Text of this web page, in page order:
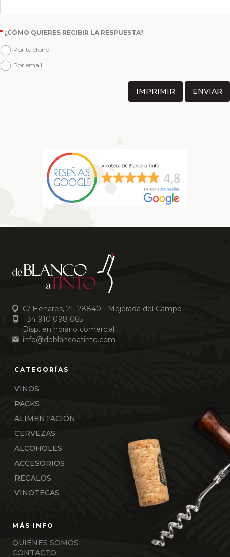
* ¿CÓMO QUIERES RECIBIR LA RESPUESTA?
Por teléfono
Por email
C/ Henares, 21, 28840 - Mejorada del Campo
+34 910 098 065
Disp. en horario comercial
info@deblancoatinto.com
VINOS
PACKS
ALIMENTACIÓN
CERVEZAS
ALCOHOLES
ACCESORIOS
REGALOS
VINOTECAS
QUIÉNES SOMOS
CONTACTO